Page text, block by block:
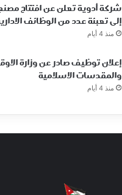
شركة أدوية تعلن عن افتتاح
إلى تعبئة عدد من الوظائف
منذ 4 أيام
إعلان توظيف صادر عن وزارة
والمقدسات الاسلامية
منذ 4 أيام